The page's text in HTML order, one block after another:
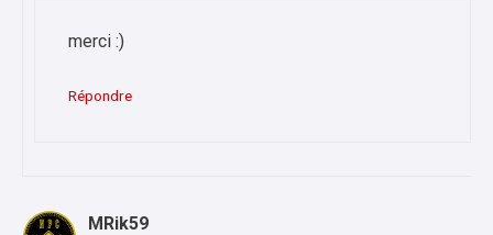
merci :)
Répondre
MRik59